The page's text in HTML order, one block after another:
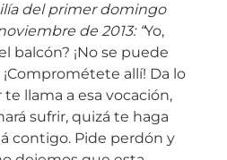
del primer domingo
de 2013: “Yo,
balcón? ¡No se puede
allí! Da lo
llama a esa vocación,
sufrir, quizá te haga
contigo. Pide perdón y